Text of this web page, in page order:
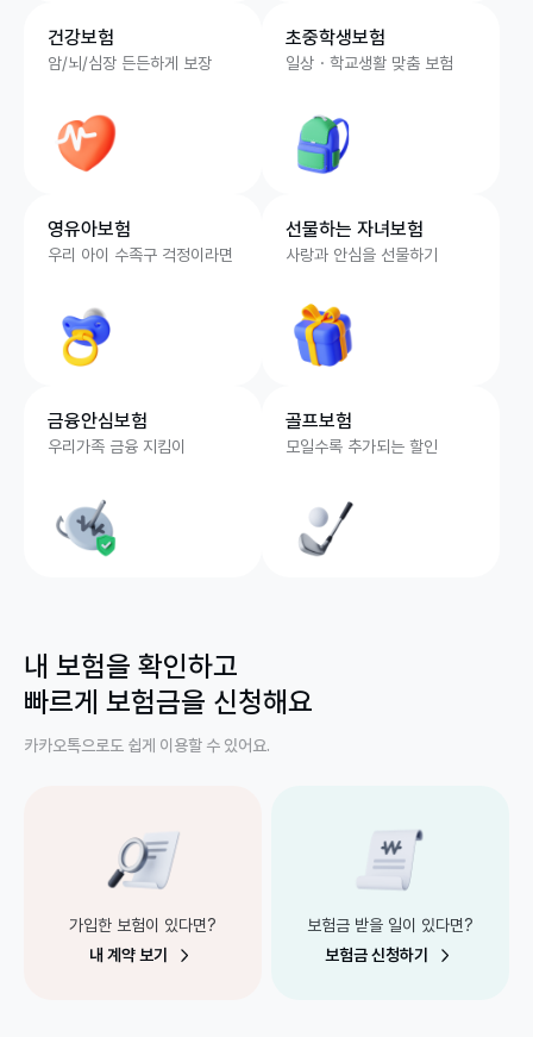
건강보험
암/뇌/심장 든든하게 보장
초중학생보험
일상・학교생활 맞춤 보험
영유아보험
우리 아이 수족구 걱정이라면
선물하는 자녀보험
사랑과 안심을 선물하기
금융안심보험
우리가족 금융 지킴이
골프보험
모일수록 추가되는 할인
보
금
청
내 보험을 확인하고
빠르게 보험금을 신청해요
카카오톡으로도 쉽게 이용할 수 있어요.
가입한 보험이 있다면?
내 계약 보기
보험금 받을 일이 있다면?
보험금 신청하기